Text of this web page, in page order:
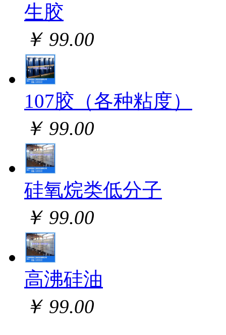
生胶
￥ 99.00
107胶（各种粘度）
￥ 99.00
硅氧烷类低分子
￥ 99.00
高沸硅油
￥ 99.00